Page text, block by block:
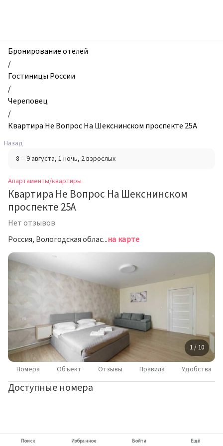
и
квартиры,
Квартира
Не
Вопрос
На
Шекснинском
проспекте
25А,
Череповец,
Россия
Бронирование отелей
/
Гостиницы России
/
Череповец
/
Квартира Не Вопрос На Шекснинском проспекте 25А
Назад
8 – 9 августа, 1 ночь, 2 взрослых
Апартаменты/квартиры
Квартира Не Вопрос На Шекснинском
проспекте 25А
Нет отзывов
Россия, Вологодская область, Череповец, Шекснинский проспект, 25Ана карте
1 / 10
Номера Объект Отзывы Правила Удобства
Доступные номера
Поиск Избранное Войти Ещё